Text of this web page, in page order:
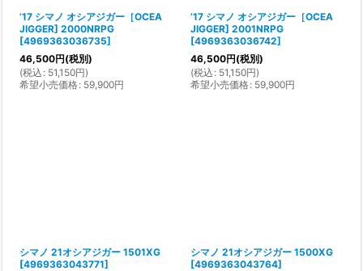
’17 シマノ オシアジガー［OCEA
JIGGER] 2000NRPG
[4969363036735]
46,500円(税別)
(税込 : 51,150円)
希望小売価格: 59,900円
’17 シマノ オシアジガー［OCEA
JIGGER] 2001NRPG
[4969363036742]
46,500円(税別)
(税込 : 51,150円)
希望小売価格: 59,900円
シマノ 21オシアジガー 1501XG
[4969363043771]
シマノ 21オシアジガー 1500XG
[4969363043764]